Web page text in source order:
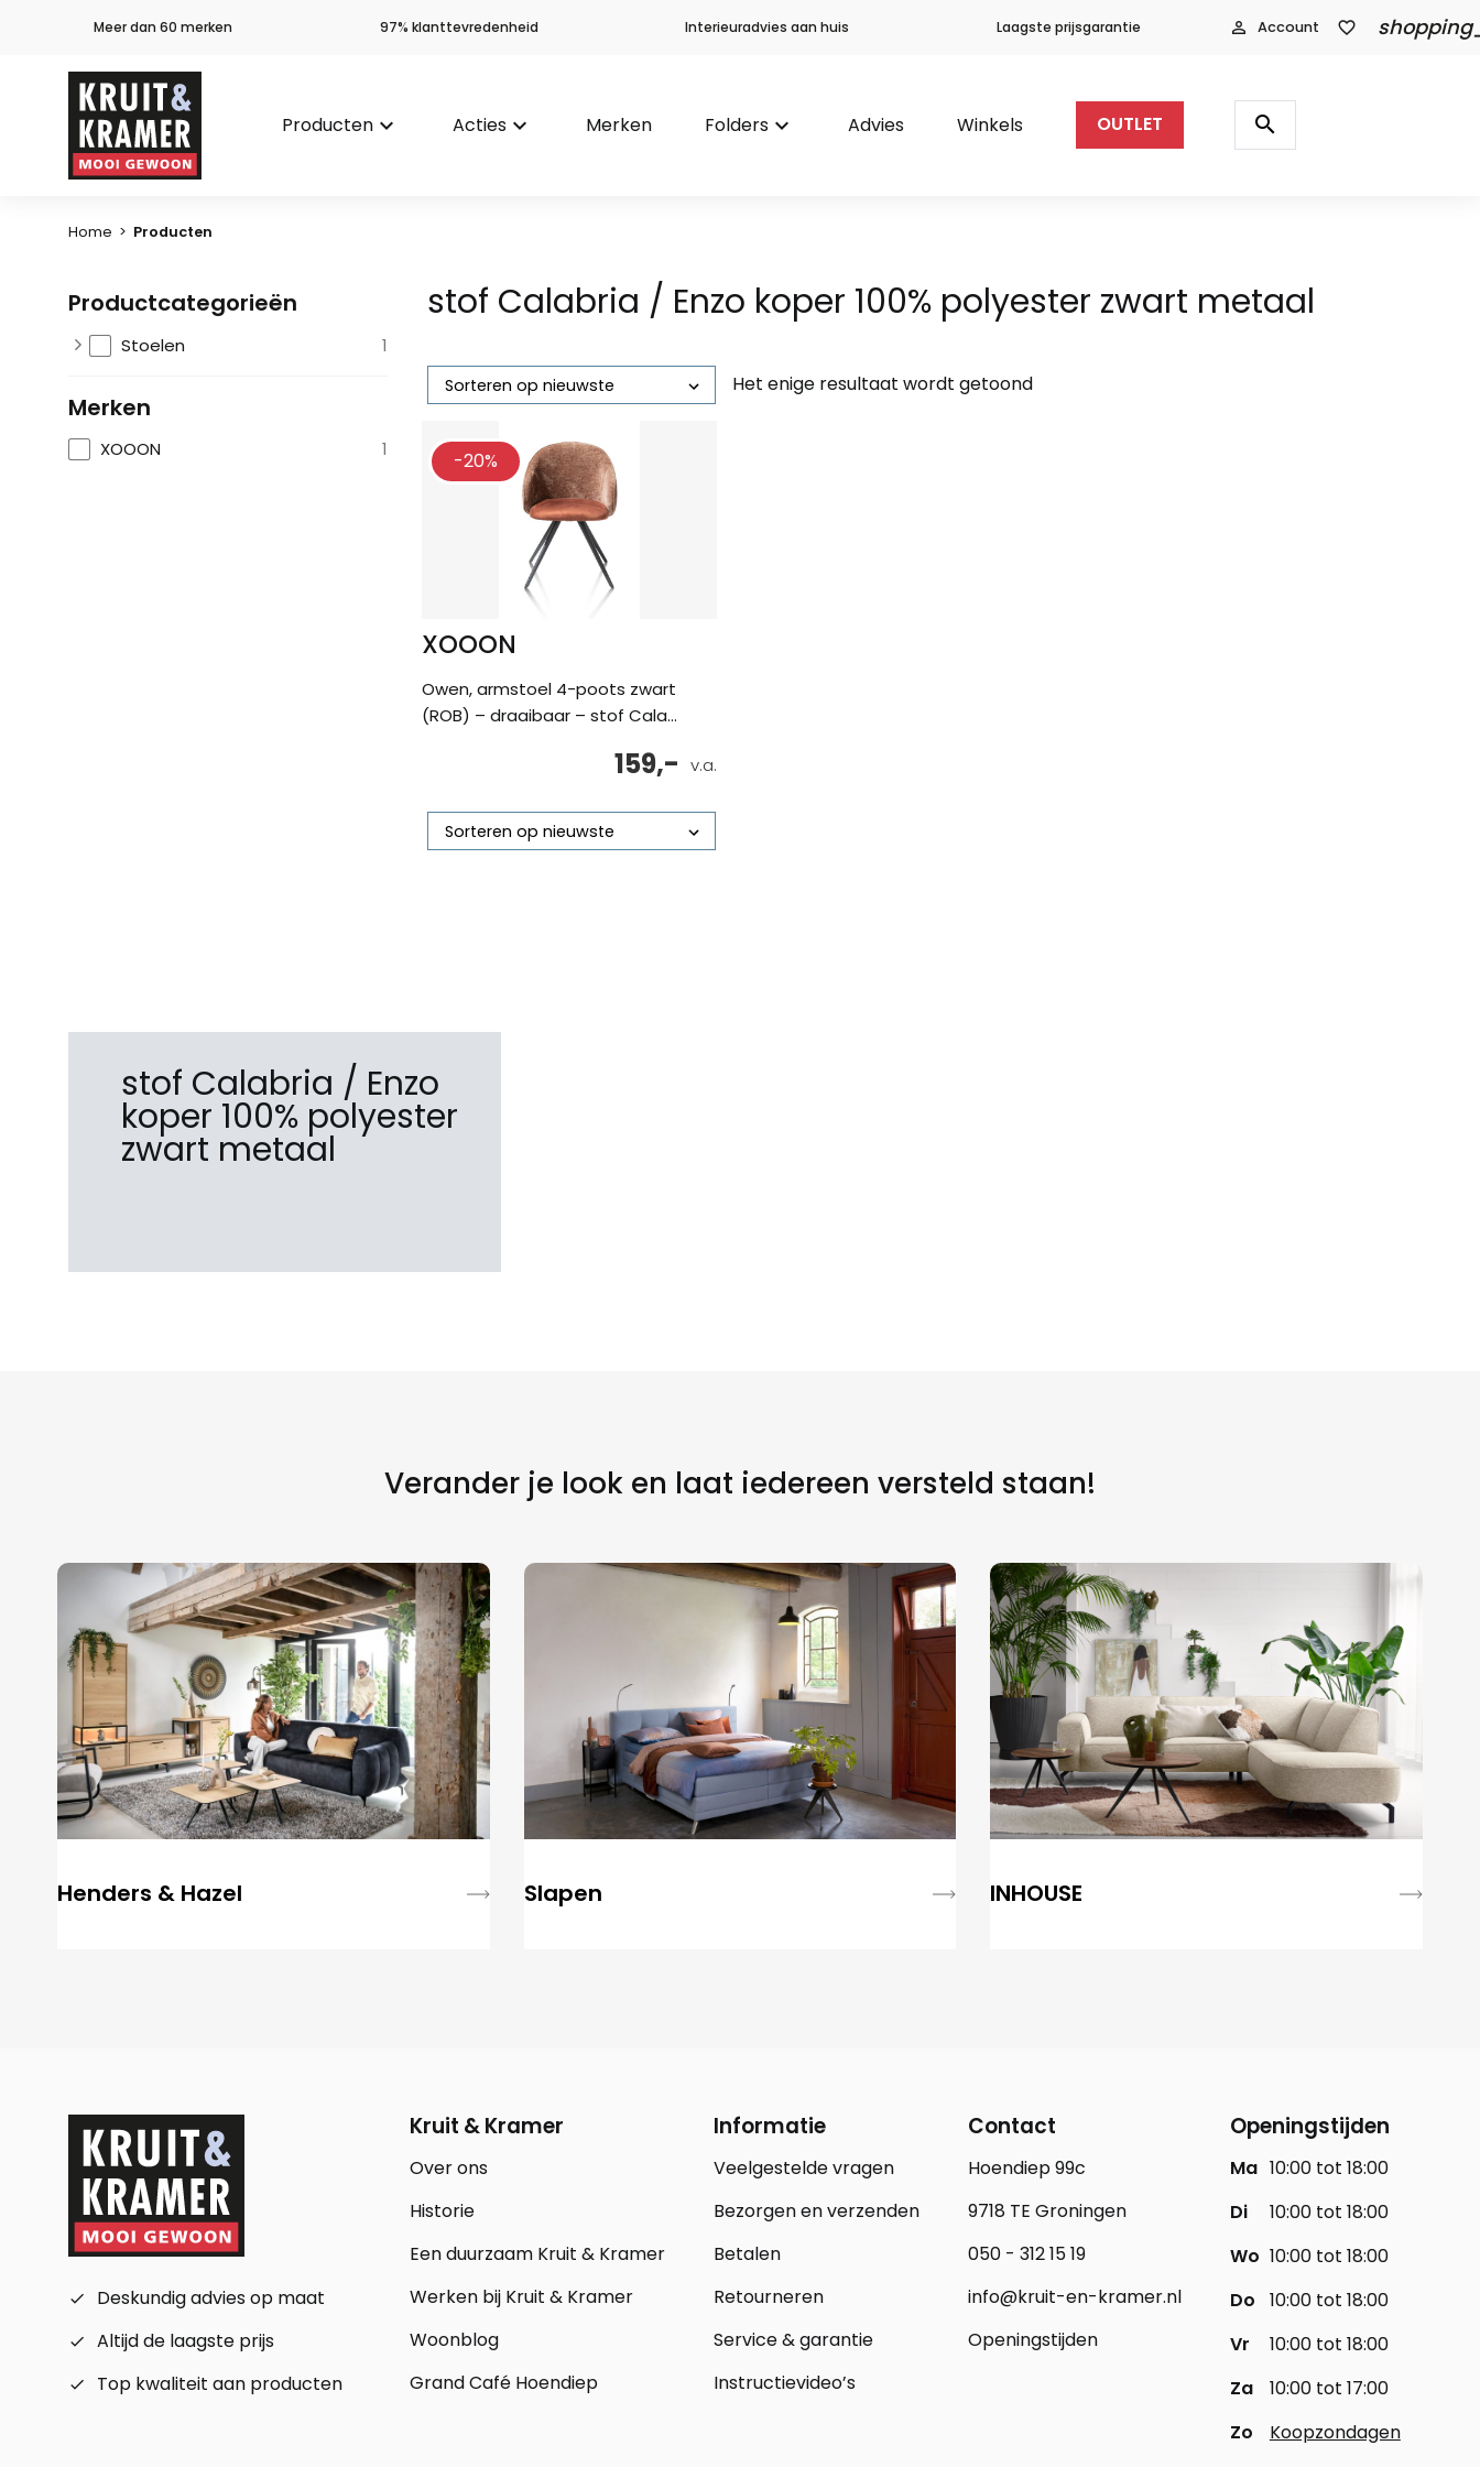
Meer dan 60 merken 97% klanttevredenheid Interieuradvies aan huis Laagste prijsgarantie person_outline Account favorite_border
Producten keyboard_arrow_down Acties keyboard_arrow_down Merken Folders keyboard_arrow_down Advies Winkels OUTLET
Producten
zoeken
search
Home > Producten
Productcategorieën
Stoelen 1
Merken
XOOON 1
stof Calabria / Enzo koper 100% polyester zwart metaal
Het enige resultaat wordt getoond
-20%
XOOON
Owen, armstoel 4-poots zwart
(ROB) – draaibaar – stof Cala...
v.a.
159,-
stof Calabria / Enzo
koper 100% polyester
zwart metaal
Verander je look en laat iedereen versteld staan!
Henders & Hazel Slapen INHOUSE
check_small
Deskundig advies op maat
check_small
Altijd de laagste prijs
check_small
Top kwaliteit aan producten
Kruit & Kramer
Over ons
Historie
Een duurzaam Kruit & Kramer
Werken bij Kruit & Kramer
Woonblog
Grand Café Hoendiep
Informatie
Veelgestelde vragen
Bezorgen en verzenden
Betalen
Retourneren
Service & garantie
Instructievideo’s
Contact
Hoendiep 99c
9718 TE Groningen
050 - 312 15 19
info@kruit-en-kramer.nl
Openingstijden
Openingstijden
Ma 10:00 tot 18:00
Di
10:00 tot 18:00
Wo 10:00 tot 18:00
Do
10:00 tot 18:00
Vr
10:00 tot 18:00
Za
10:00 tot 17:00
Zo
Koopzondagen